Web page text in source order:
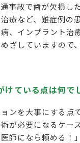
事故で歯が欠損し
療など、難症例の
、インプラント
ざしていますので
ている点は何で
ンを大事にする点
が必要になるケ
師になら頼める！